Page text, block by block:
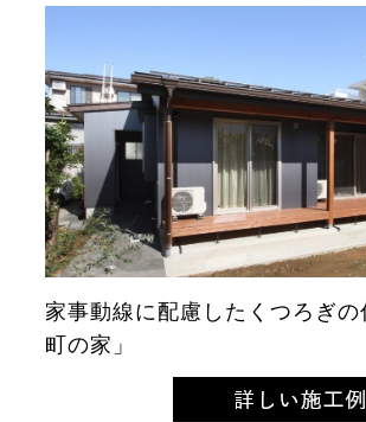
家事動線に配慮したくつろぎ
町の家」